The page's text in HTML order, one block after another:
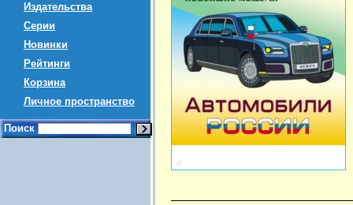
Издательства
Серии
Новинки
Рейтинги
Корзина
Личное пространство
Поиск